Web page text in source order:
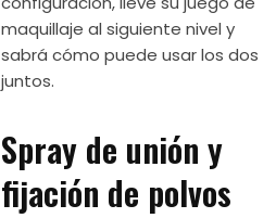
maquillaje al siguiente nivel y
sabrá cómo puede usar los dos
juntos.
Spray de unión y
fijación de polvos